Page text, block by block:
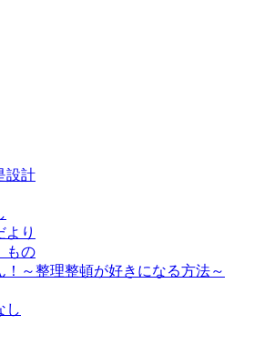
設計
より
もの
！～整理整頓が好きになる方法～
し